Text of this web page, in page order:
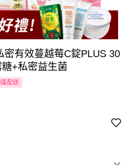
密有效蔓越莓C錠PLUS 30
+私密益生菌
區配送